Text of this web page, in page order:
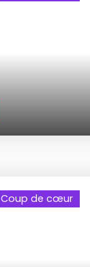
Coup de cœur